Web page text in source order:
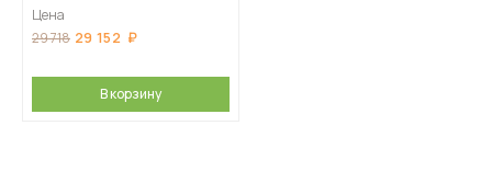
Цена
29 718 29 152
В корзину